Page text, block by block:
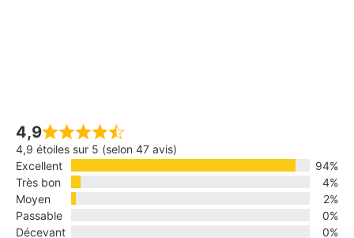
4,9
4,9 étoiles sur 5 (selon 47 avis)
Excellent
94%
Très bon
4%
Moyen
2%
Passable
0%
Décevant
0%